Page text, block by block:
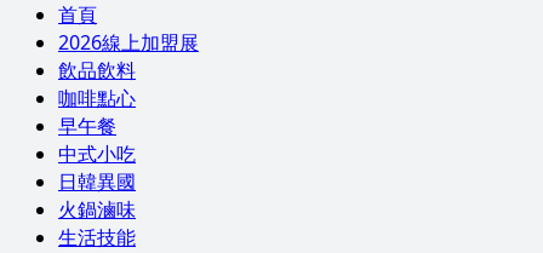
首頁
2026線上加盟展
飲品飲料
咖啡點心
早午餐
中式小吃
日韓異國
火鍋滷味
生活技能